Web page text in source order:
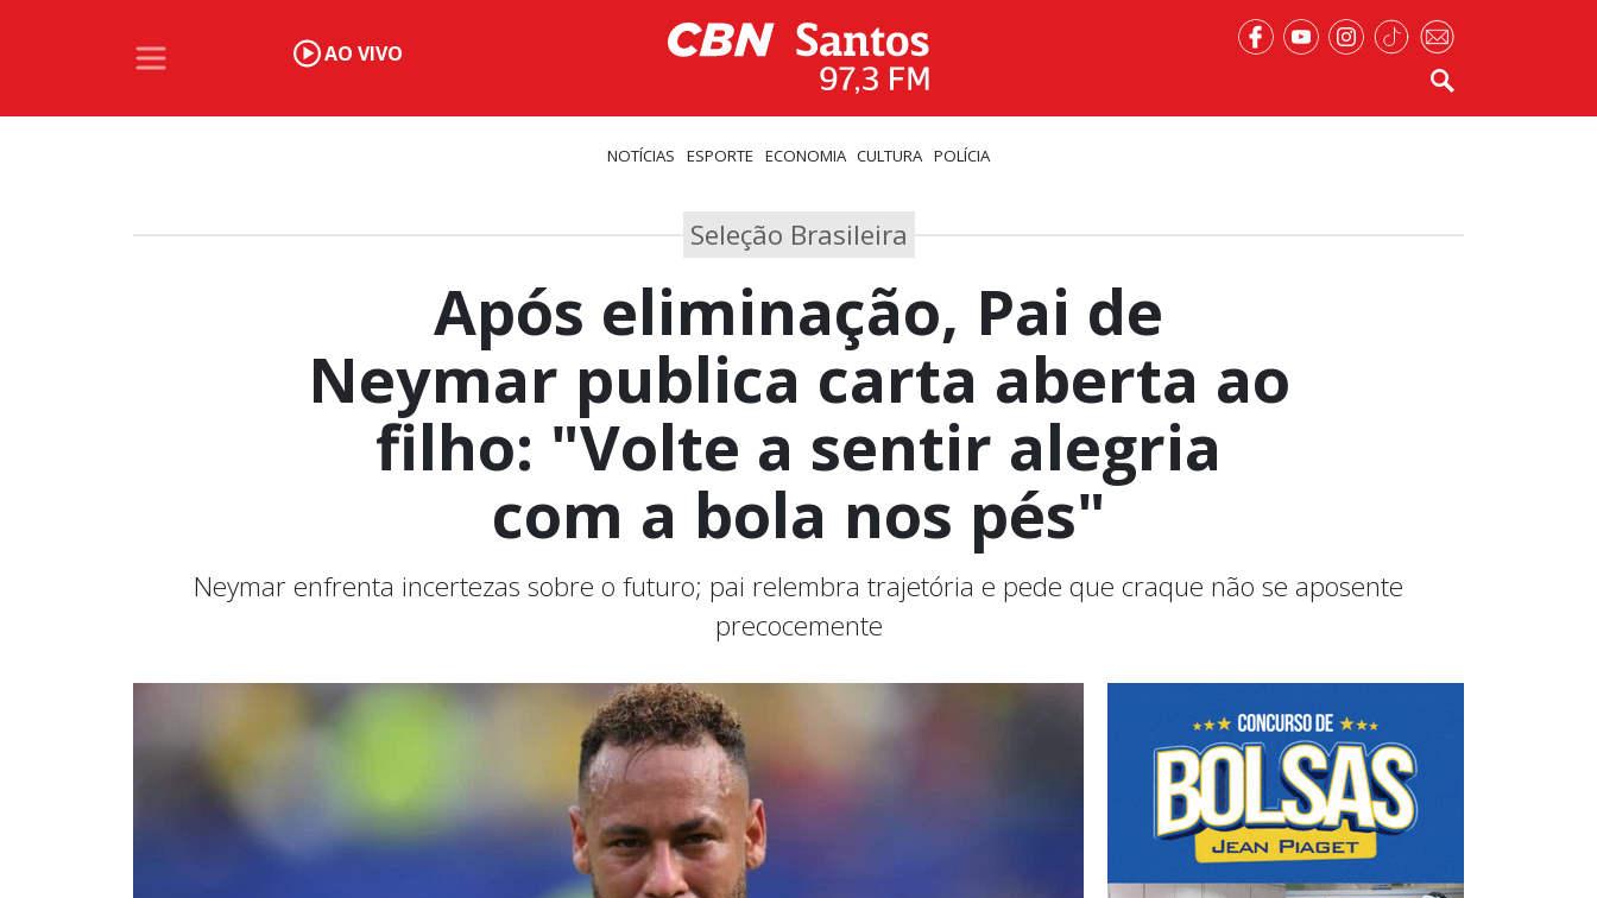
AO VIVO
NOTÍCIAS ESPORTE ECONOMIA CULTURA POLÍCIA
Seleção Brasileira
Após eliminação, Pai de
Neymar publica carta aberta ao
filho: "Volte a sentir alegria
com a bola nos pés"
Neymar enfrenta incertezas sobre o futuro; pai relembra trajetória e pede que craque não se aposente
precocemente